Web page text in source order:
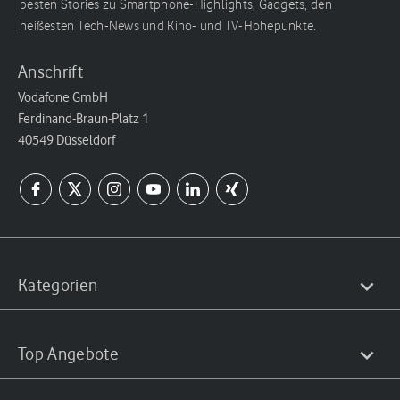
besten Stories zu Smartphone-Highlights, Gadgets, den
heißesten Tech-News und Kino- und TV-Höhepunkte.
Anschrift
Vodafone GmbH
Ferdinand-Braun-Platz 1
40549 Düsseldorf
Kategorien
Top Angebote